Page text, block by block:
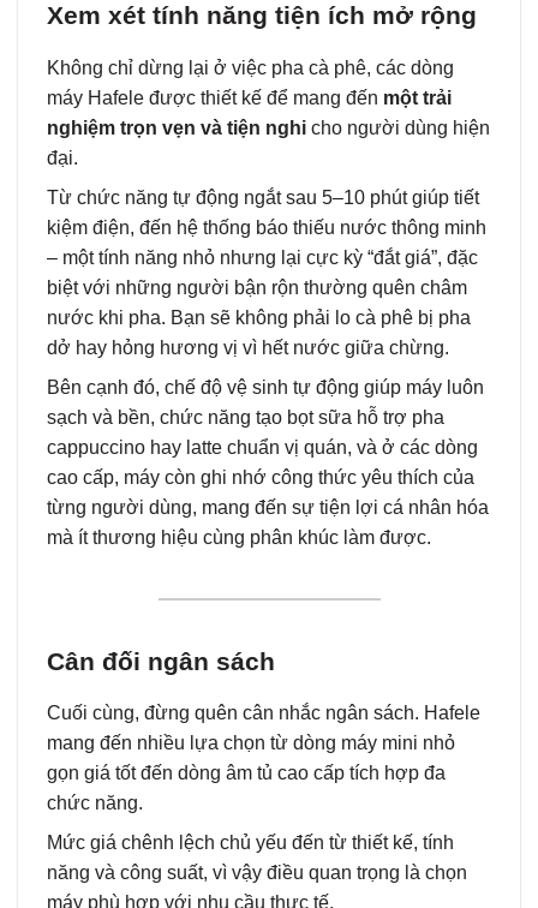
Xem xét tính năng tiện ích mở rộng
Không chỉ dừng lại ở việc pha cà phê, các dòng
máy Hafele được thiết kế để mang đến một trải
nghiệm trọn vẹn và tiện nghi cho người dùng hiện
đại.
Từ chức năng tự động ngắt sau 5–10 phút giúp tiết
kiệm điện, đến hệ thống báo thiếu nước thông minh
– một tính năng nhỏ nhưng lại cực kỳ “đắt giá”, đặc
biệt với những người bận rộn thường quên châm
nước khi pha. Bạn sẽ không phải lo cà phê bị pha
dở hay hỏng hương vị vì hết nước giữa chừng.
Bên cạnh đó, chế độ vệ sinh tự động giúp máy luôn
sạch và bền, chức năng tạo bọt sữa hỗ trợ pha
cappuccino hay latte chuẩn vị quán, và ở các dòng
cao cấp, máy còn ghi nhớ công thức yêu thích của
từng người dùng, mang đến sự tiện lợi cá nhân hóa
mà ít thương hiệu cùng phân khúc làm được.
Cân đối ngân sách
Cuối cùng, đừng quên cân nhắc ngân sách. Hafele
mang đến nhiều lựa chọn từ dòng máy mini nhỏ
gọn giá tốt đến dòng âm tủ cao cấp tích hợp đa
chức năng.
Mức giá chênh lệch chủ yếu đến từ thiết kế, tính
năng và công suất, vì vậy điều quan trọng là chọn
máy phù hợp với nhu cầu thực tế.